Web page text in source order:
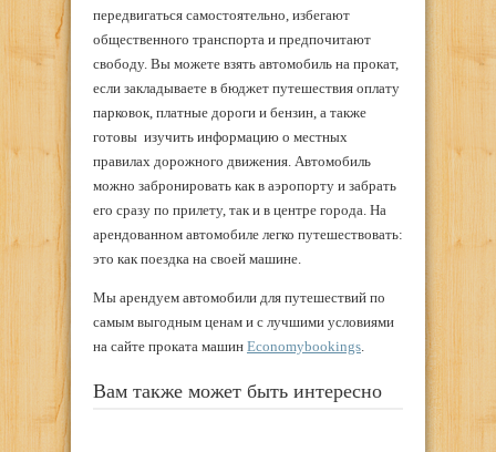
передвигаться самостоятельно, избегают
общественного транспорта и предпочитают
свободу. Вы можете взять автомобиль на прокат,
если закладываете в бюджет путешествия оплату
парковок, платные дороги и бензин, а также
готовы изучить информацию о местных
правилах дорожного движения. Автомобиль
можно забронировать как в аэропорту и забрать
его сразу по прилету, так и в центре города. На
арендованном автомобиле легко путешествовать:
это как поездка на своей машине.
Мы арендуем автомобили для путешествий по
самым выгодным ценам и с лучшими условиями
на сайте проката машин Economybookings
Вам также может быть интересно